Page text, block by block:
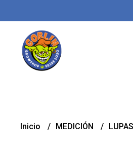
Inicio MEDICIÓN LUPAS